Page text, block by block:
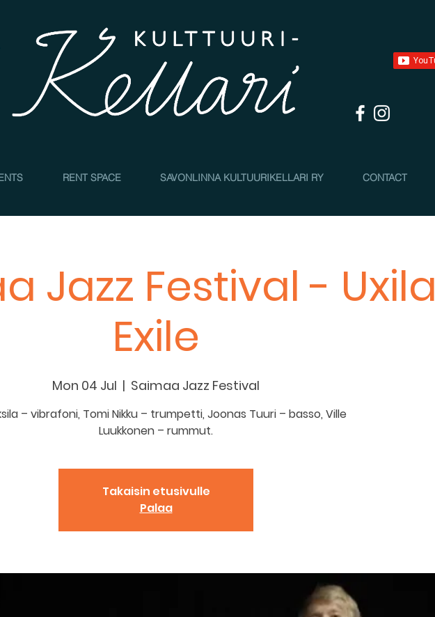
RENT SPACE SAVONLINNA KULTUURIKELLARI RY CONTACT
Jazz Festival - Uxila
Exile
Mon 04 Jul
  |
Saimaa Jazz Festival
– vibrafoni, Tomi Nikku – trumpetti, Joonas Tuuri – basso, Ville
Luukkonen – rummut.
Takaisin etusivulle
Palaa